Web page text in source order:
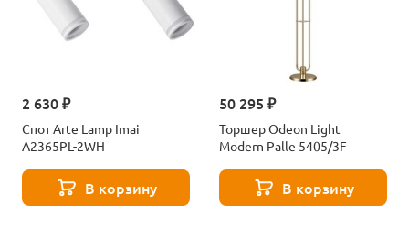
2 630 ₽
Спот Arte Lamp Imai
A2365PL-2WH
В корзину
50 295 ₽
Торшер Odeon Light
Modern Palle 5405/3F
В корзину